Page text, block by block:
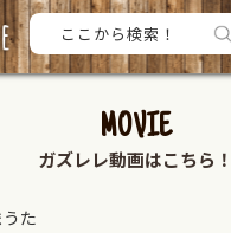
MOVIE
ガズレレ動画はこちら！
た